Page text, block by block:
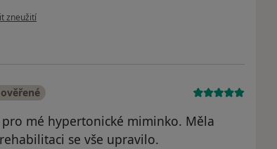
uživatele Simona Kahounová
zneužití
mé hypertonické miminko. Měla
se vše upravilo.